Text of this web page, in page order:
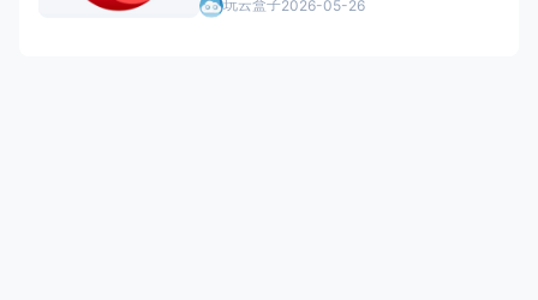
玩云盒子2026-05-26